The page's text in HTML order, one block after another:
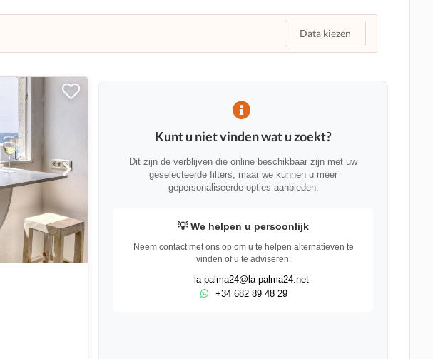
Data kiezen
Kunt u niet vinden wat u zoekt?
Dit zijn de verblijven die online beschikbaar zijn met uw
geselecteerde filters, maar we kunnen u meer
gepersonaliseerde opties aanbieden.
💡 We helpen u persoonlijk
Neem contact met ons op om u te helpen alternatieven te
vinden of u te adviseren:
la-palma24@la-palma24.net
+34 682 89 48 29